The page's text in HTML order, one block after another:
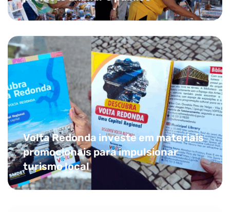
Volta Redonda investe em materiais
promocionais para impulsionar
turismo local